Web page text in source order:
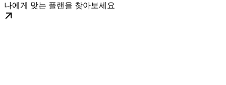
나에게 맞는 플랜을 찾아보세요